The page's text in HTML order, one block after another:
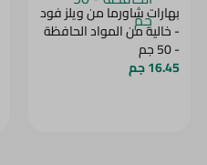
بهارات شاورما من ويلز فود
- خالية من المواد الحافظة
- 50 جم
16.45 جم